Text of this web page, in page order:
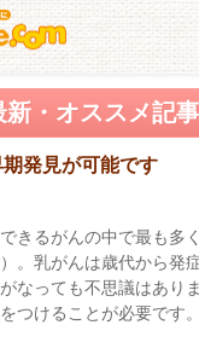
新・オススメ記事
発見が可能です
きるがんの中で最も多
。乳がんは歳代から発
なっても不思議はあり
つけることが必要です。